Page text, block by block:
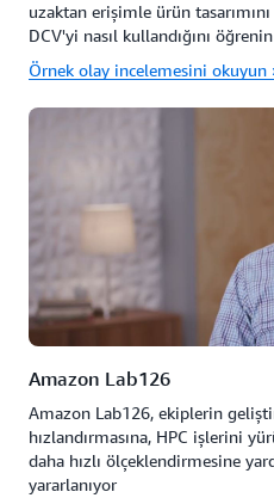
uzaktan erişimle ürün
DCV'yi nasıl kullandığını öğrenin
Örnek olay incelemesini okuyun
Amazon Lab126
Amazon Lab126, ekiplerin
hızlandırmasına, HPC işlerini
daha hızlı ölçeklendirmesine
yararlanıyor